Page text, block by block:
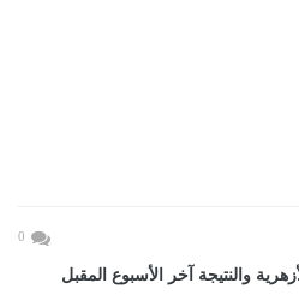
0
والنتيجة آخر الأسبوع المقبل